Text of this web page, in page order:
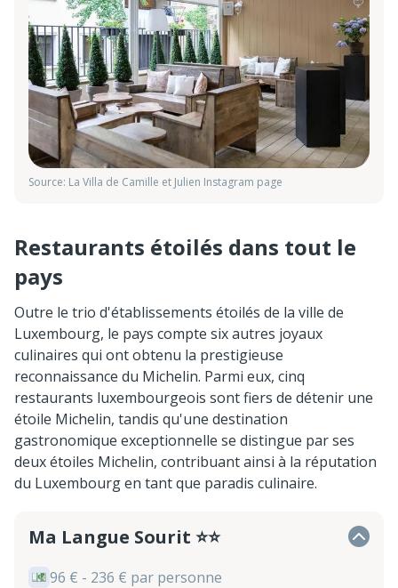
Source: La Villa de Camille et Julien Instagram page
Restaurants étoilés dans tout le
pays
Outre le trio d'établissements étoilés de la ville de
Luxembourg, le pays compte six autres joyaux
culinaires qui ont obtenu la prestigieuse
reconnaissance du Michelin. Parmi eux, cinq
restaurants luxembourgeois sont fiers de détenir une
étoile Michelin, tandis qu'une destination
gastronomique exceptionnelle se distingue par ses
deux étoiles Michelin, contribuant ainsi à la réputation
du Luxembourg en tant que paradis culinaire.
Ma Langue Sourit ⭐⭐
96 € - 236 € par personne